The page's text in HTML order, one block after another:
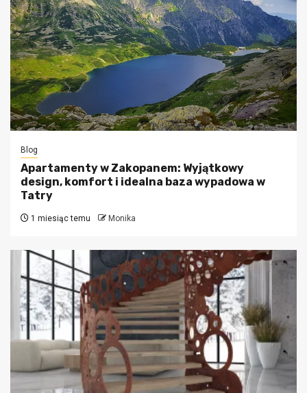
Blog
Apartamenty w Zakopanem: Wyjątkowy
design, komfort i idealna baza wypadowa w
Tatry
1 miesiąc temu Monika